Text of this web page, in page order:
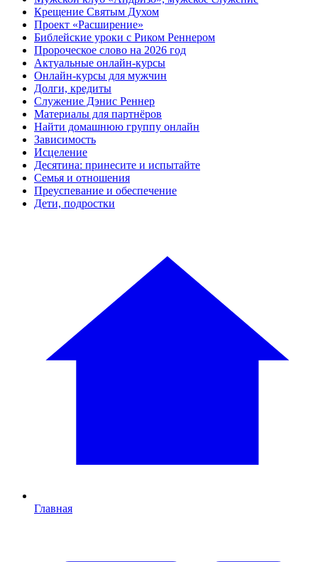
Крещение Святым Духом
Проект «Расширение»
Библейские уроки с Риком Реннером
Пророческое слово на 2026 год
Актуальные онлайн-курсы
Онлайн-курсы для мужчин
Долги, кредиты
Служение Дэнис Реннер
Материалы для партнёров
Найти домашнюю группу онлайн
Зависимость
Исцеление
Десятина: принесите и испытайте
Семья и отношения
Преуспевание и обеспечение
Дети, подростки
Главная